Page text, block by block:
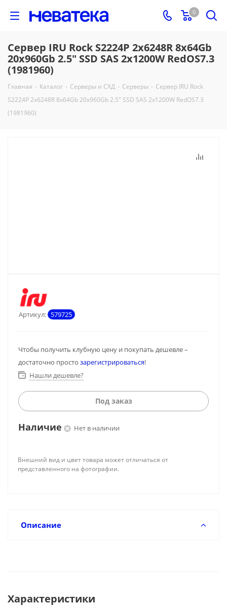
0
Сервер IRU Rock S2224P 2x6248R 8x64Gb
20x960Gb 2.5" SSD SAS 2x1200W RedOS7.3
(1981960)
Главная - Каталог - Серверы и СХД - Серверы - Сервер IRU Rock
S2224P 2x6248R 8x64Gb 20x960Gb 2.5" SSD SAS 2x1200W RedOS7.3
(1981960)
Артикул: 579725
Чтобы получить клубную цену и покупать дешевле –
достаточно просто зарегистрироваться!
Нашли дешевле?
Под заказ
Наличие Нет в наличии
Внешний вид и цвет товара может отличаться от
представленного на фотографии.
Описание
Характеристики